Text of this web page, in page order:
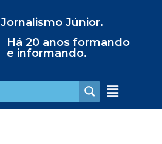
Jornalismo Júnior.
Há 20 anos formando
e informando.